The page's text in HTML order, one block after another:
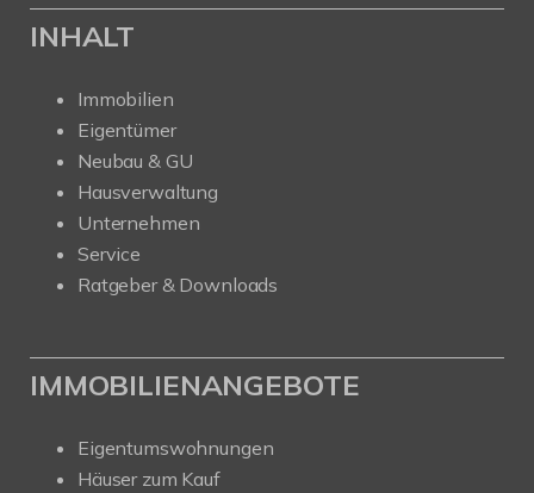
INHALT
Immobilien
Eigentümer
Neubau & GU
Hausverwaltung
Unternehmen
Service
Ratgeber & Downloads
IMMOBILIENANGEBOTE
Eigentumswohnungen
Häuser zum Kauf